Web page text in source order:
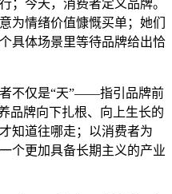
；今天，消费者定义品牌。
为情绪价值慷慨买单；她们
具体场景里等待品牌给出恰
不仅是“天”——指引品牌前
品牌向下扎根、向上生长的
知道往哪走；以消费者为
个更加具备长期主义的产业